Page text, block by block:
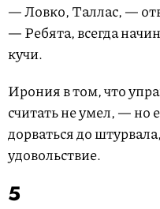
— Ловко, Таллас, —
— Ребята, всегда
кучи.
Ирония в том, что
считать не умел, — но
дорваться до
удовольствие.
5